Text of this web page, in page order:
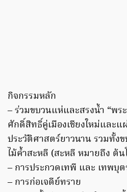
กิจกรรมหลัก
– ร่วมขบวนแห่และสรงน้ำ “พ
ศักดิ์สิทธิ์คู่เมืองเชียงใหม่และ
ประวัติศาสตร์ยาวนาน รวมทั้ง
ไม้ค้ำสะหลี (สะหลี หมายถึง ต้
– การประกวดเทพี และ เทพบุ
– การก่อเจดีย์ทราย